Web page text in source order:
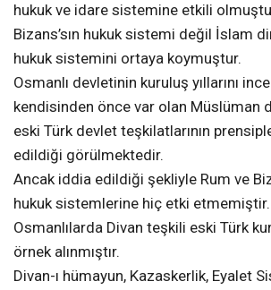
hukuk ve idare sistemine etkili
Bizans’sın hukuk sistemi değil İslam
hukuk sistemini ortaya koymuştur.
Osmanlı devletinin kuruluş yıllarını
kendisinden önce var olan Müslüman
eski Türk devlet teşkilatlarının
edildiği görülmektedir.
Ancak iddia edildiği şekliyle Rum ve
hukuk sistemlerine hiç etki etmemiştir.
Osmanlılarda Divan teşkili eski Türk
örnek alınmıştır.
Divan-ı hümayun, Kazaskerlik, Eyalet